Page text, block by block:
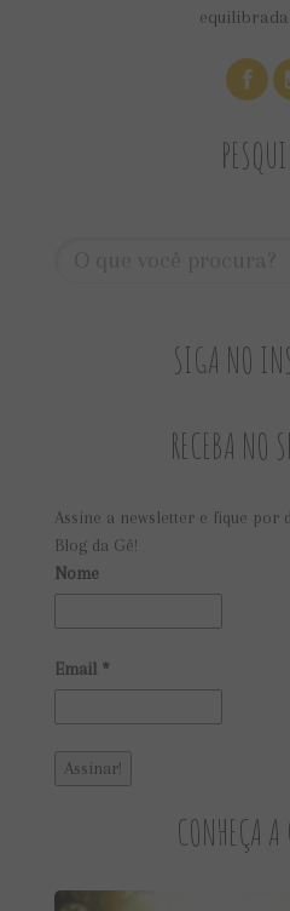
SIGA NO
RECEBA NO
Assine a newsletter e fique por
Blog da Gê!
Nome
Email *
CONHEÇA